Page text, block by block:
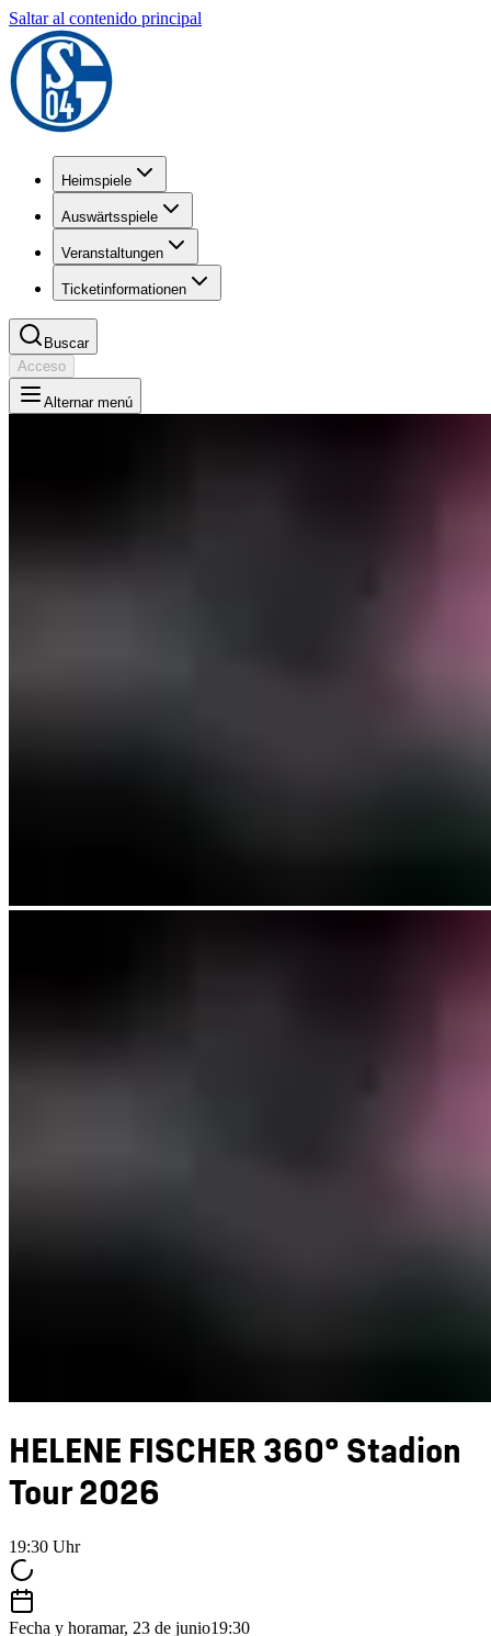
Saltar al contenido principal
Heimspiele
Auswärtsspiele
Veranstaltungen
Ticketinformationen
Buscar
Acceso
Alternar menú
HELENE FISCHER 360° Stadion
Tour 2026
19:30 Uhr
Fecha y horamar, 23 de junio19:30